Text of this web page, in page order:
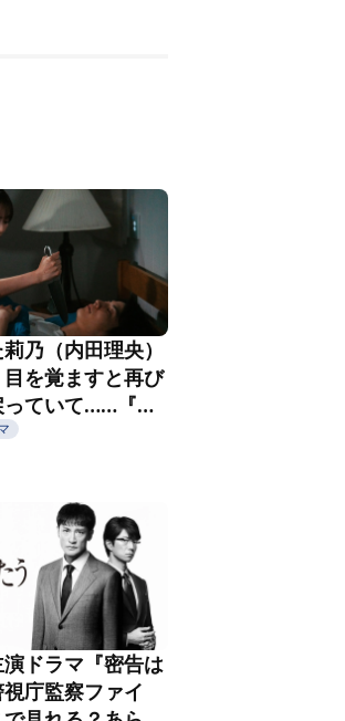
乃（内田理央）
を覚ますと再び
っていて……『夫
なのに』第2話
ドラマ『密告は
庁監察ファイ